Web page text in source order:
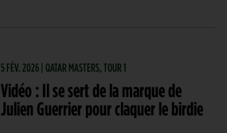
5 FÉV. 2026 | QATAR MASTERS, TOUR 1
Vidéo : Il se sert de la marque de
Julien Guerrier pour claquer le birdie